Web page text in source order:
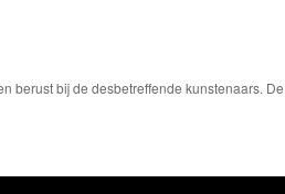
berust bij de desbetreffende kunstenaars.